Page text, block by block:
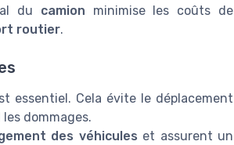
du camion minimise les coûts de
routier.
essentiel. Cela évite le déplacement
dommages.
des véhicules et assurent un